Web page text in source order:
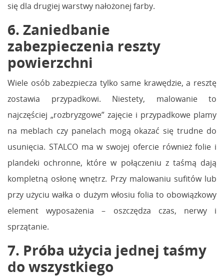
się dla drugiej warstwy nałożonej farby.
6. Zaniedbanie
zabezpieczenia reszty
powierzchni
Wiele osób zabezpiecza tylko same krawędzie, a resztę
zostawia przypadkowi. Niestety, malowanie to
najczęściej „rozbryzgowe” zajęcie i przypadkowe plamy
na meblach czy panelach mogą okazać się trudne do
usunięcia. STALCO ma w swojej ofercie również folie i
plandeki ochronne, które w połączeniu z taśmą dają
kompletną osłonę wnętrz. Przy malowaniu sufitów lub
przy użyciu wałka o dużym włosiu folia to obowiązkowy
element wyposażenia – oszczędza czas, nerwy i
sprzątanie.
7. Próba użycia jednej taśmy
do wszystkiego